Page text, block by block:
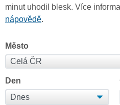
minut uhodil blesk. Více
nápovědě.
Město
Den